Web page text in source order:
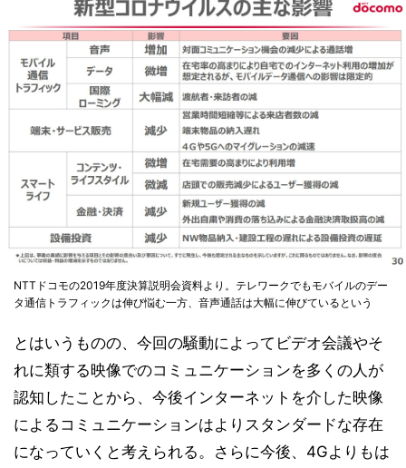
NTTドコモの2019年度決算説明会資料より。テレワークでもモバイルのデー
タ通信トラフィックは伸び悩む一方、音声通話は大幅に伸びているという
とはいうものの、今回の騒動によってビデオ会議やそ
れに類する映像でのコミュニケーションを多くの人が
認知したことから、今後インターネットを介した映像
によるコミュニケーションはよりスタンダードな存在
になっていくと考えられる。さらに今後、4Gよりもは